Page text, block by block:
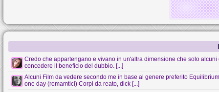
Credo che appartengano e vivano in un'altra dimensione che solo
concedere il beneficio del dubbio. [...]
Alcuni Film da vedere secondo me in base al genere preferito
one day (romamtici) Corpi da reato, dick [...]